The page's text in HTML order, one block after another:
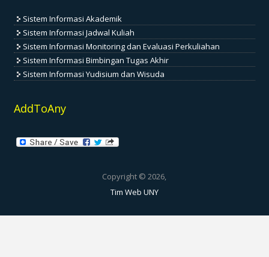
Sistem Informasi Akademik
Sistem Informasi Jadwal Kuliah
Sistem Informasi Monitoring dan Evaluasi Perkuliahan
Sistem Informasi Bimbingan Tugas Akhir
Sistem Informasi Yudisium dan Wisuda
AddToAny
Copyright © 2026,
Tim Web UNY